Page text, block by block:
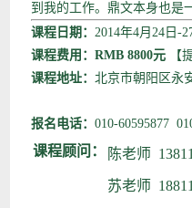
到我的工作。鼎文本身也是
课程日期： 2014年4月24日-
课程费用：RMB 8800元 【
课程地址： 北京市朝阳区永
报名电话： 010-60595877
课程顾问： 陈老师
苏老师